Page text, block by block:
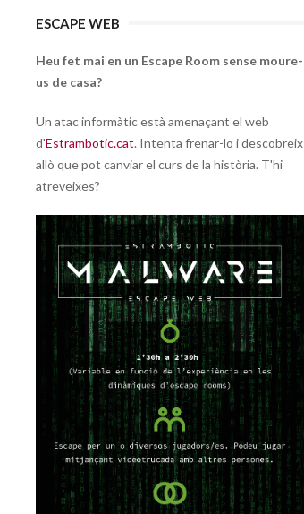
ESCAPE WEB
Heu fet mai en un Escape Room sense moure-
us de casa?
Un atac informàtic està amenaçant el web
d'Estrambotic.cat. Intenta frenar-lo i descobreix
allò que pot canviar el curs de la història. T'hi
atreveixes?